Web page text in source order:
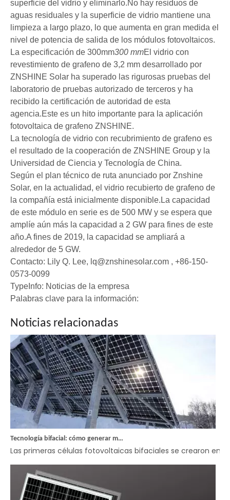
superficie del vidrio y eliminarlo.No hay residuos de
aguas residuales y la superficie de vidrio mantiene una
limpieza a largo plazo, lo que aumenta en gran medida el
nivel de potencia de salida de los módulos fotovoltaicos.
La especificación de 300mm300 mmEl vidrio con
revestimiento de grafeno de 3,2 mm desarrollado por
ZNSHINE Solar ha superado las rigurosas pruebas del
laboratorio de pruebas autorizado de terceros y ha
recibido la certificación de autoridad de esta
agencia.Este es un hito importante para la aplicación
fotovoltaica de grafeno ZNSHINE.
La tecnología de vidrio con recubrimiento de grafeno es
el resultado de la cooperación de ZNSHINE Group y la
Universidad de Ciencia y Tecnología de China.
Según el plan técnico de ruta anunciado por Znshine
Solar, en la actualidad, el vidrio recubierto de grafeno de
la compañía está inicialmente disponible.La capacidad
de este módulo en serie es de 500 MW y se espera que
amplíe aún más la capacidad a 2 GW para fines de este
año.A fines de 2019, la capacidad se ampliará a
alrededor de 5 GW.
Contacto: Lily Q. Lee, lq@znshinesolar.com , +86-150-
0573-0099
TypeInfo: Noticias de la empresa
Palabras clave para la información:
Noticias relacionadas
ZNShine publica el primer informe ESG: Nuevos hitos de sostenibilidad
ZNShine Solar ha publicado su primer informe ambiental,
Las primeras células fotovoltaicas bifaciales se crearon en